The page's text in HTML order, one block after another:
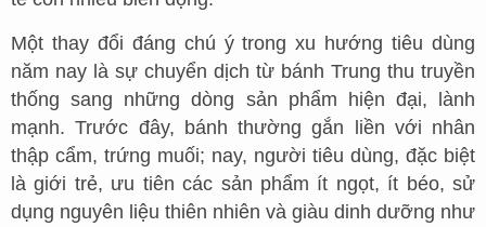
Một thay đổi đáng chú ý trong xu hướng tiêu dùng
năm nay là sự chuyển dịch từ bánh Trung thu truyền
thống sang những dòng sản phẩm hiện đại, lành
mạnh. Trước đây, bánh thường gắn liền với nhân
thập cẩm, trứng muối; nay, người tiêu dùng, đặc biệt
là giới trẻ, ưu tiên các sản phẩm ít ngọt, ít béo, sử
dụng nguyên liệu thiên nhiên và giàu dinh dưỡng như